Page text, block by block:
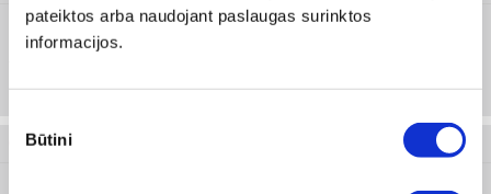
pateiktos arba naudojant paslaugas surinktos
informacijos.
pasirinkimas
Būtini
250 vnt
0915 948 17